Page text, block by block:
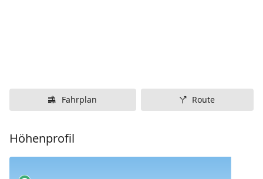
Fahrplan Route
Höhenprofil